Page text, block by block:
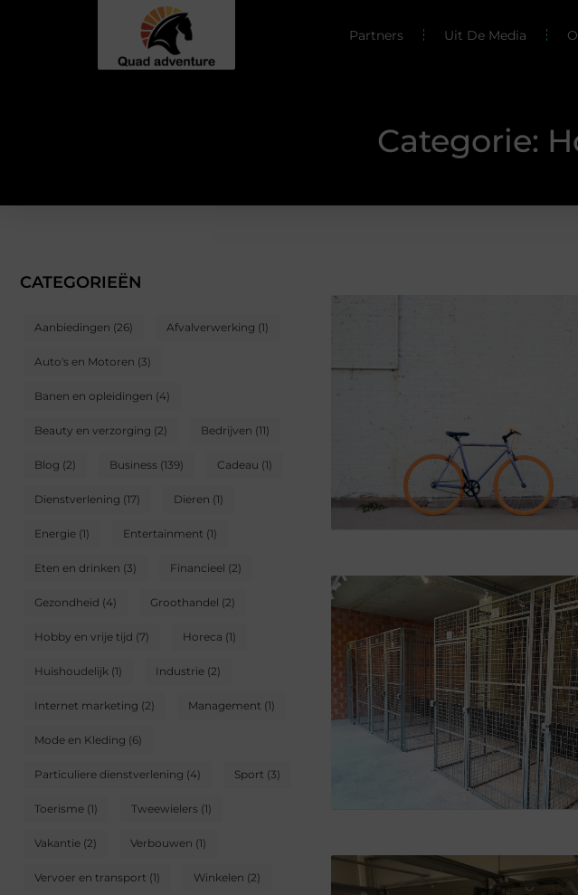
Partners Uit De Media
Categorie:
CATEGORIEËN
Aanbiedingen (26) Afvalverwerking (1)
Auto's en Motoren (3)
Banen en opleidingen (4)
Beauty en verzorging (2) Bedrijven (11)
Blog (2) Business (139) Cadeau (1)
Dienstverlening (17) Dieren (1)
Energie (1) Entertainment (1)
Eten en drinken (3) Financieel (2)
Gezondheid (4) Groothandel (2)
Hobby en vrije tijd (7) Horeca (1)
Huishoudelijk (1) Industrie (2)
Internet marketing (2) Management (1)
Mode en Kleding (6)
Particuliere dienstverlening (4) Sport (3)
Toerisme (1) Tweewielers (1)
Vakantie (2) Verbouwen (1)
Vervoer en transport (1) Winkelen (2)